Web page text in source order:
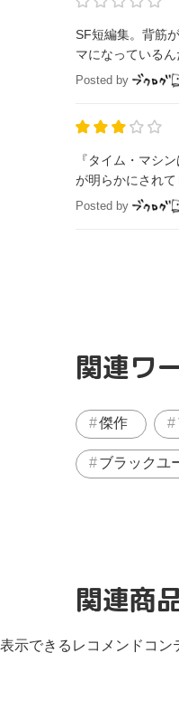
SF短編集。背筋
マになっている
Posted by
『タイム・マシンは絶対に
が明らかにされ
Posted by
関連ワ
傑作
ブラックユ
関連商
表示できるレコメンドコン